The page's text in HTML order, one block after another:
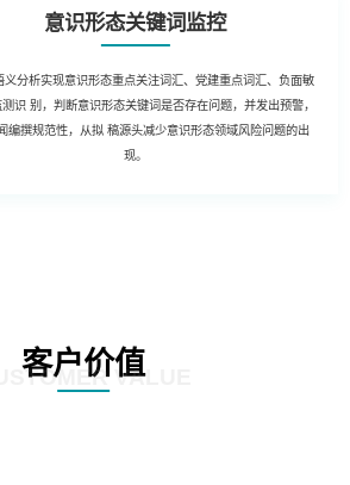
意识形态关键词监控
义分析实现意识形态重点关注词汇、党建重点词汇、负面敏
识 别，判断意识形态关键词是否存在问题，并发出预警，
编撰规范性，从拟 稿源头减少意识形态领域风险问题的出
现。
客户价值VALUE